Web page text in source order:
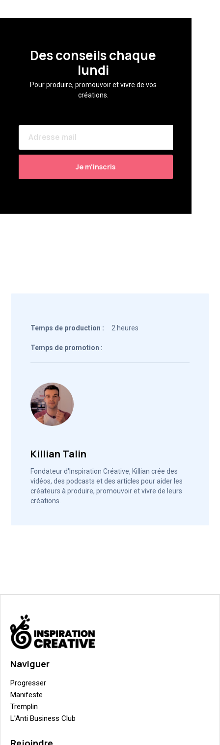
Des conseils chaque
lundi
Pour produire, promouvoir et vivre de vos
créations.
Temps de production : 2 heures
Temps de promotion :
Killian Talin
Fondateur d'Inspiration Créative, Killian crée des
vidéos, des podcasts et des articles pour aider les
créateurs à produire, promouvoir et vivre de leurs
créations.
Naviguer
Progresser
Manifeste
Tremplin
L'Anti Business Club